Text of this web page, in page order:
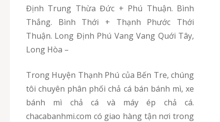
Định Trung Thừa Đức + Phú Thuận. Bình
Thắng. Bình Thới + Thạnh Phước Thới
Thuận. Long Định Phú Vang Vang Quới Tây,
Long Hòa –
Trong Huyện Thạnh Phú của Bến Tre, chúng
tôi chuyên phân phối chả cá bán bánh mì, xe
bánh mì chả cá và máy ép chả cá.
chacabanhmi.com có giao hàng tận nơi trong